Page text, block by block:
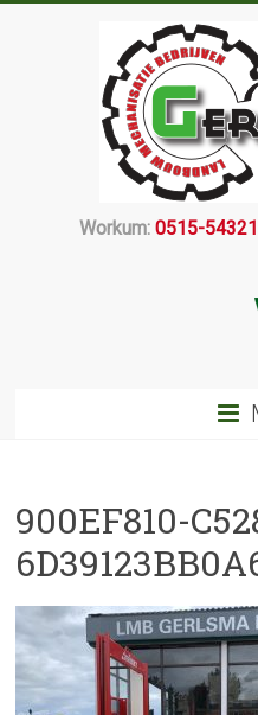
Workum: 0515-
900EF810-